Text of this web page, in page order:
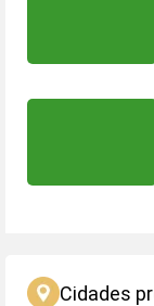
Cidades